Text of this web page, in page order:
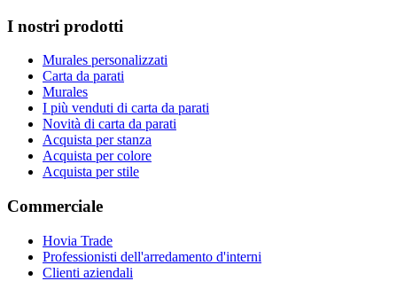
I nostri prodotti
Murales personalizzati
Carta da parati
Murales
I più venduti di carta da parati
Novità di carta da parati
Acquista per stanza
Acquista per colore
Acquista per stile
Commerciale
Hovia Trade
Professionisti dell'arredamento d'interni
Clienti aziendali